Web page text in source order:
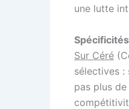
une lutte
Sur Céré
sélectives
pas plus de